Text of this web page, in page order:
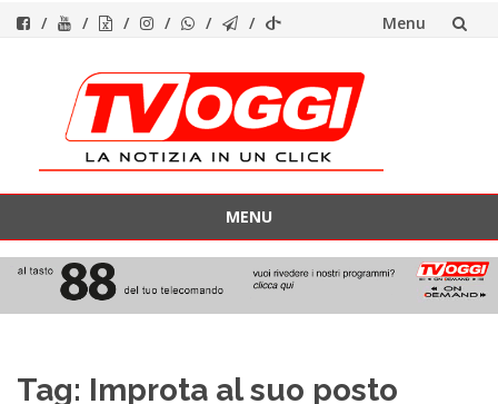
Menu
contenuto
MENU
contenuto
Tag: Improta al suo posto